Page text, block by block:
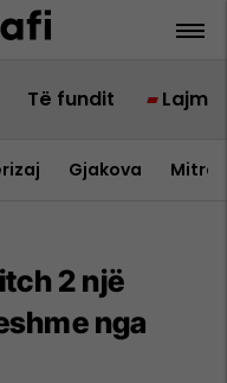
Të fundit Lajme
Gjakova
2 një
nga